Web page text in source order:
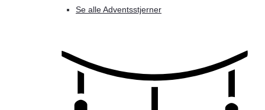
Se alle Adventsstjerner